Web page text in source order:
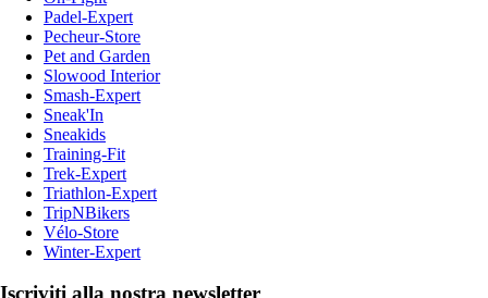
Padel-Expert
Pecheur-Store
Pet and Garden
Slowood Interior
Smash-Expert
Sneak'In
Sneakids
Training-Fit
Trek-Expert
Triathlon-Expert
TripNBikers
Vélo-Store
Winter-Expert
Iscriviti alla nostra newsletter